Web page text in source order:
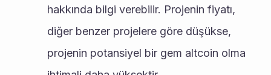
hakkında bilgi verebilir. Projenin fiyatı,
diğer benzer projelere göre düşükse,
projenin potansiyel bir gem altcoin olma